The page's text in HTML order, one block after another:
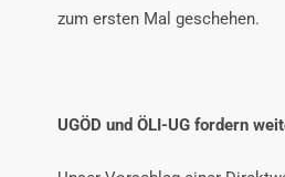
zum ersten Mal geschehen.
UGÖD und ÖLI-UG fordern